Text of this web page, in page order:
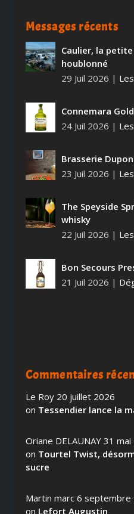
Messages récents
Caulier, la
houblonné
29 Juil 2026 |
Connemara
24 Juil 2026 |
Brasserie
23 Juil 2026 |
The Speyside
whisky
22 Juil 2026 |
Bon Secours
21 Juil 2026 |
Commentaires
Le Roy 20 juillet 2026
on Tessendier lance la
Oriane DELAUNAY 31 mai
on Tourtel Twist,
sucre
Martin marc 6 septembre
on Lefort Augustin